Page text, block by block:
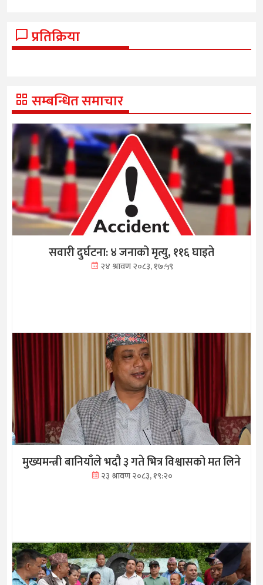
प्रतिक्रिया
सम्बन्धित समाचार
सवारी दुर्घटना: ४ जनाको मृत्यु, ११६ घाइते
२४ श्रावण २०८३, १७:५९
मुख्यमन्त्री बानियाँले भदौ ३ गते भित्र विश्वासको मत लिने
२३ श्रावण २०८३, १९:२०